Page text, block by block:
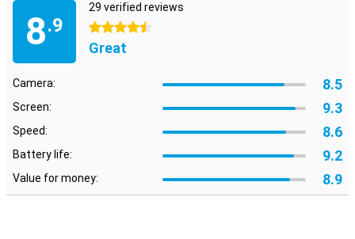
8.9
29 verified reviews
4.5 stars
Great
Camera: 8.5
Screen: 9.3
Speed: 8.6
Battery life: 9.2
Value for money: 8.9